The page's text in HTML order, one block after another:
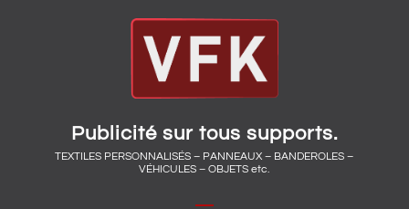
Publicité sur tous supports.
TEXTILES PERSONNALISÉS – PANNEAUX – BANDEROLES –
VÉHICULES – OBJETS etc.